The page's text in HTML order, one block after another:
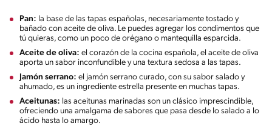
Pan: la base de las tapas españolas, necesariamente tostado y
bañado con aceite de oliva. Le puedes agregar los condimentos que
tú quieras, como un poco de orégano o mantequilla esparcida.
Aceite de oliva: el corazón de la cocina española, el aceite de oliva
aporta un sabor inconfundible y una textura sedosa a las tapas.
Jamón serrano: el jamón serrano curado, con su sabor salado y
ahumado, es un ingrediente estrella presente en muchas tapas.
Aceitunas: las aceitunas marinadas son un clásico imprescindible,
ofreciendo una amalgama de sabores que pasa desde lo salado a lo
ácido hasta lo amargo.